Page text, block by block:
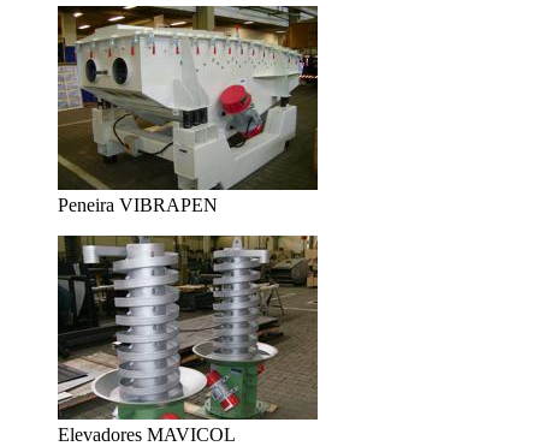
Peneira VIBRAPEN
Elevadores MAVICOL